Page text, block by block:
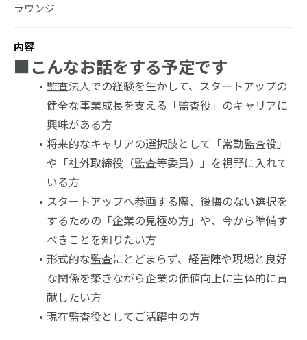
ラウンジ
内容
■こんなお話をする予定です
監査法人での経験を生かして、スタートアップの
健全な事業成長を支える「監査役」のキャリアに
興味がある方
将来的なキャリアの選択肢として「常勤監査役」
や「社外取締役（監査等委員）」を視野に入れて
いる方
スタートアップへ参画する際、後悔のない選択を
するための「企業の見極め方」や、今から準備す
べきことを知りたい方
形式的な監査にとどまらず、経営陣や現場と良好
な関係を築きながら企業の価値向上に主体的に貢
献したい方
現在監査役としてご活躍中の方